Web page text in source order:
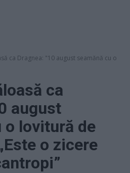
ca Dragnea: "10 august seamănă cu o
ca
august
o lovitură de
o zicere